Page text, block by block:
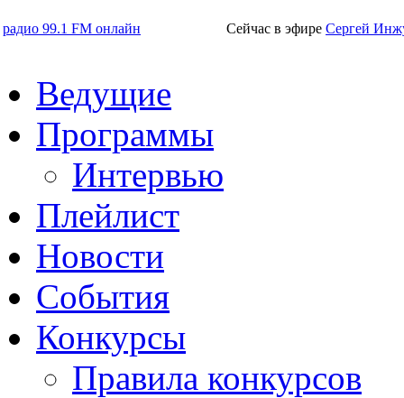
радио 99.1 FM онлайн Сейчас в эфире Сергей
Ведущие
Программы
Интервью
Плейлист
Новости
События
Конкурсы
Правила конкурсов